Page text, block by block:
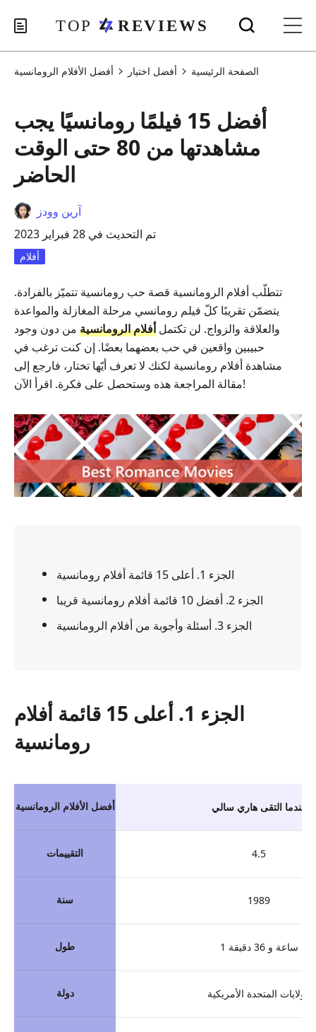
الصفحة الرئيسية أفضل اختيار أفضل الأفلام الرومانسية
أفضل 15 فيلمًا رومانسيًا يجب
مشاهدتها من 80 حتى الوقت
الحاضر
آرين وودز
تم التحديث في 28 فبراير 2023
أفلام
تتطلّب أفلام الرومانسية قصة حب رومانسية تتميّز بالفرادة.
يتضمّن تقريبًا كلّ فيلم رومانسي مرحلة المغازلة والمواعدة
والعلاقة والزواج. لن تكتملأفلام الرومانسية من دون وجود
حبيبين واقعين في حب بعضهما بعضًا. إن كنت ترغب في
مشاهدة أفلام رومانسية لكنك لا تعرف أيّها تختار، فارجع إلى
مقالة المراجعة هذه وستحصل على فكرة. اقرأ الآن!
الجزء 1. أعلى 15 قائمة أفلام رومانسية
الجزء 2. أفضل 10 قائمة أفلام رومانسية قريبا
الجزء 3. أسئلة وأجوبة من أفلام الرومانسية
الجزء 1. أعلى 15 قائمة أفلام
رومانسية
أفضل الأفلام الرومانسية
التقييمات
سنة
طول
دولة
عندما التقى هاري سالي
4.5
1989
1 ساعة و 36 دقيقة
الولايات المتحدة الأمريكية